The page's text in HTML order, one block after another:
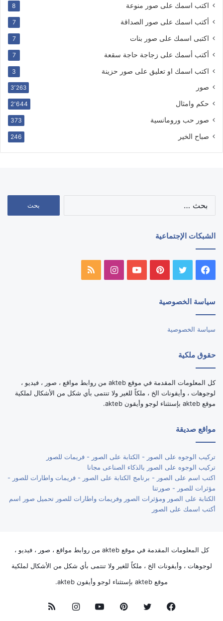
اكتب اسمك على صور منوعة 8
أكتب اسمك على صور الصداقة 7
اكتبى اسمك على صور بنات 7
أكتب أسمك على زجاجة حاجة سقعة 7
اكتب اسمك او تعليق على صور حزينة 3
صور 3٬263
حكم وامثال 2٬644
صور حب ورومانسية 373
صباح الخير 246
الشبكات الإجتماعية
فيسبوك تويتر بينتيريستيوتيوبانستقرامملخص
سياسة الخصوصية
سياسة الخصوصية
حقوق ملكية
كل المعلومات المقدمة في موقع akteb من روابط مواقع ، صور ، فيديو ،
لوجوهات ، وأيقونات الخ ، ملكاً للغير ولا تنتمى بأي شكل من الأشكال لملكية
موقع akteb بإستثناء لوجو وأيقون akteb.
مواقع صديقة
تركيب الوجوه على الصور - الكتابة على الصور - فريمات للصور
تركيب الوجوه على الصور بالذكاء الصناعى مجانا
اكتب اسم على الصور - برنامج الكتابة على الصور - فريمات واطارات للصور -
مؤثرات للصور - صورتنا
الكتابة على الصور ومؤثرات الصور وفريمات واطارات للصور تحميل صور اسم
أكتب اسمك على الصور
كل المعلومات المقدمة في موقع akteb من روابط مواقع ، صور ، فيديو ،
لوجوهات ، وأيقونات الخ ، ملكاً للغير ولا تنتمى بأي شكل من الأشكال لملكية
موقع akteb بإستثناء لوجو وأيقون akteb.
فيسبوك تويتر بينتيريستيوتيوبانستقرامملخص